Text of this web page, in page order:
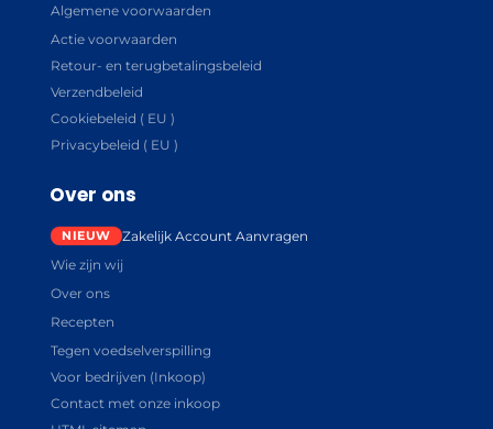
Algemene voorwaarden
Actie voorwaarden
Retour- en terugbetalingsbeleid
Verzendbeleid
Cookiebeleid ( EU )
Privacybeleid ( EU )
Over ons
Zakelijk Account Aanvragen
Wie zijn wij
Over ons
Recepten
Tegen voedselverspilling
Voor bedrijven (Inkoop)
Contact met onze inkoop